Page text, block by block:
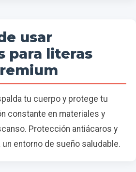
usar
para literas
tu cuerpo y protege tu
constante en materiales y
Protección antiácaros y
entorno de sueño saludable.